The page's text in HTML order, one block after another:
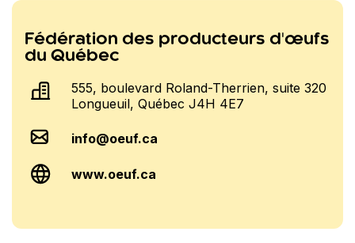
Fédération des producteurs d'œufs
du Québec
555, boulevard Roland-Therrien, suite 320
Longueuil, Québec J4H 4E7
info@oeuf.ca
www.oeuf.ca